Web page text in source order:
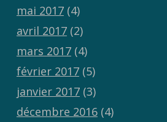
mai 2017(4)
avril 2017(2)
mars 2017(4)
février 2017(5)
janvier 2017(3)
décembre 2016(4)